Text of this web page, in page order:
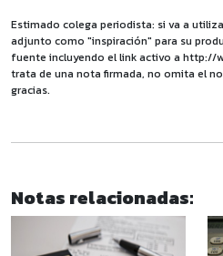
Estimado colega periodista: si va a
adjunto como "inspiración" para su
fuente incluyendo el link activo a http://
trata de una nota firmada, no omita el
gracias.
Notas relacionadas: